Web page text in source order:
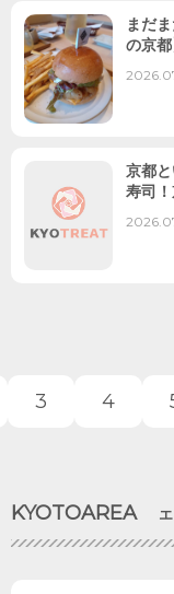
まだ
の京
京都
寿司
3 4
KYOTOAREA